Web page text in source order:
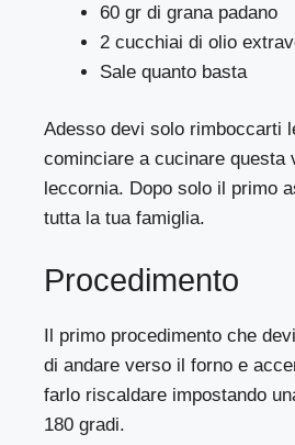
60 gr di grana padano
2 cucchiai di olio
Sale quanto basta
Adesso devi solo rimboccarti
cominciare a cucinare questa
leccornia. Dopo solo il primo
tutta la tua famiglia.
Procedimento
Il primo procedimento che
di andare verso il forno e
farlo riscaldare impostando
180 gradi.